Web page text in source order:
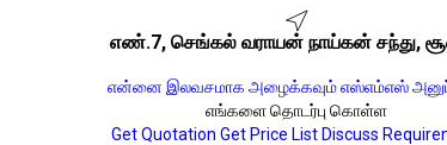
எண்.7, செங்கல் வராயன் நாய்கன் சந்து,
என்னை இலவசமாக அழைக்கவும்எஸ்எம்எஸ்
எங்களை தொடர்பு கொள்ள
Get Quotation Get Price List Discuss